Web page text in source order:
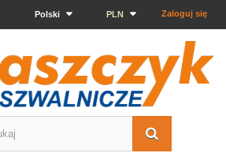
Zaloguj się
PLN
Polski